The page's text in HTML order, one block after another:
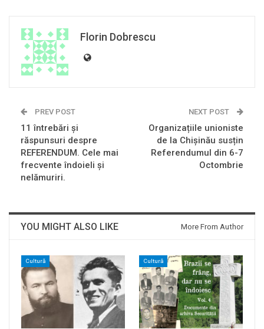
Florin Dobrescu
PREV POST
11 întrebări și
răspunsuri despre
REFERENDUM. Cele mai
frecvente îndoieli și
nelămuriri.
NEXT POST
Organizațiile unioniste
de la Chișinău susțin
Referendumul din 6-7
Octombrie
YOU MIGHT ALSO LIKE More From Author
Cultură Cultură